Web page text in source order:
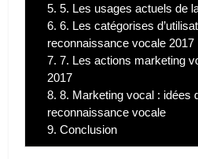
5. 5. Les usages actuels de
6. 6. Les catégorises
reconnaissance vocale 2017
7. 7. Les actions marketing
2017
8. 8. Marketing vocal : idées
reconnaissance vocale
9. Conclusion